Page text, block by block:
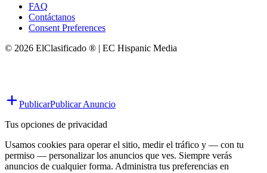
FAQ
Contáctanos
Consent Preferences
© 2026 ElClasificado ® | EC Hispanic Media
PublicarPublicar Anuncio
Tus opciones de privacidad
Usamos cookies para operar el sitio, medir el tráfico y — con tu
permiso — personalizar los anuncios que ves. Siempre verás
anuncios de cualquier forma. Administra tus preferencias en